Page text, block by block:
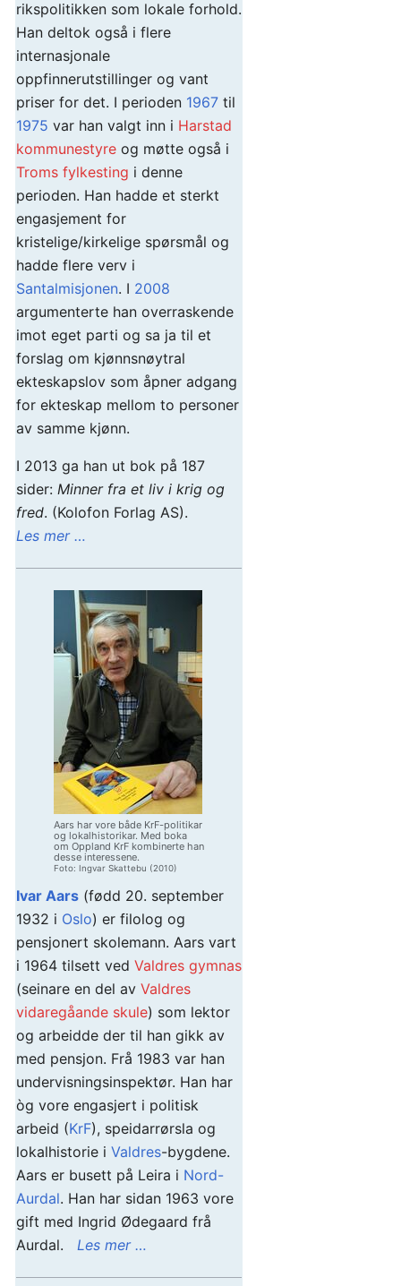
rikspolitikken som lokale forhold.
Han deltok også i flere
internasjonale
oppfinnerutstillinger og vant
priser for det. I perioden 1967 til
1975 var han valgt inn i Harstad
kommunestyre og møtte også i
Troms fylkesting i denne
perioden. Han hadde et sterkt
engasjement for
kristelige/kirkelige spørsmål og
hadde flere verv i
Santalmisjonen. I 2008
argumenterte han overraskende
imot eget parti og sa ja til et
forslag om kjønnsnøytral
ekteskapslov som åpner adgang
for ekteskap mellom to personer
av samme kjønn.
I 2013 ga han ut bok på 187
sider: Minner fra et liv i krig og
fred. (Kolofon Forlag AS).
Les mer …
Aars har vore både KrF-politikar
og lokalhistorikar. Med boka
om Oppland KrF kombinerte han
desse interessene.
Foto: Ingvar Skattebu (2010)
Ivar Aars (fødd 20. september
1932 i Oslo) er filolog og
pensjonert skolemann. Aars vart
i 1964 tilsett ved Valdres gymnas
(seinare en del av Valdres
vidaregåande skule) som lektor
og arbeidde der til han gikk av
med pensjon. Frå 1983 var han
undervisningsinspektør. Han har
òg vore engasjert i politisk
arbeid (KrF), speidarrørsla og
lokalhistorie i Valdres-bygdene.
Aars er busett på Leira i Nord-
Aurdal. Han har sidan 1963 vore
gift med Ingrid Ødegaard frå
Aurdal. Les mer …